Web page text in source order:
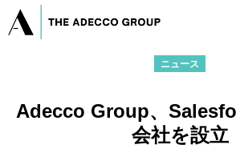
ニュース
Adecco Group、
会社を設立